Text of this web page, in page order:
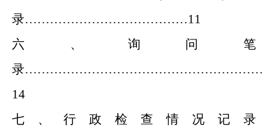
录…………………………………11
六 、询问笔
录…………………………………………………
14
七 、 行政检查情况记录